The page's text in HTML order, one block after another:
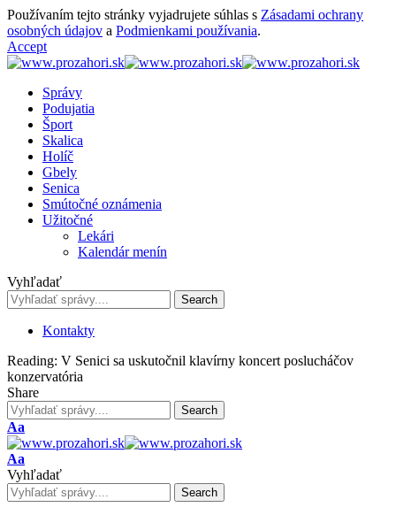
Používaním tejto stránky vyjadrujete súhlas s Zásadami ochrany
osobných údajov a Podmienkami používania.
Accept
Správy
Podujatia
Šport
Skalica
Holíč
Gbely
Senica
Smútočné oznámenia
Užitočné
Lekári
Kalendár menín
Vyhľadať
Kontakty
Reading: V Senici sa uskutočnil klavírny koncert poslucháčov
konzervatória
Share
Font
Resizer
Aa
Font
Resizer
Aa
Vyhľadať